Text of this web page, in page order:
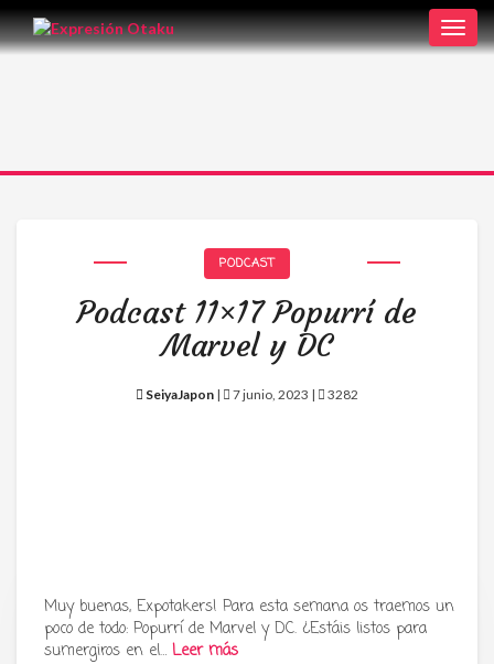
Tu radio y podcast sobre manga,
anime y cultura japonesa ツ
PODCAST
Podcast 11×17 Popurrí de
Marvel y DC
SeiyaJapon | 7 junio, 2023 | 3282
Muy buenas, Expotakers! Para esta semana os traemos un
poco de todo: Popurrí de Marvel y DC. ¿Estáis listos para
sumergiros en el… Leer más